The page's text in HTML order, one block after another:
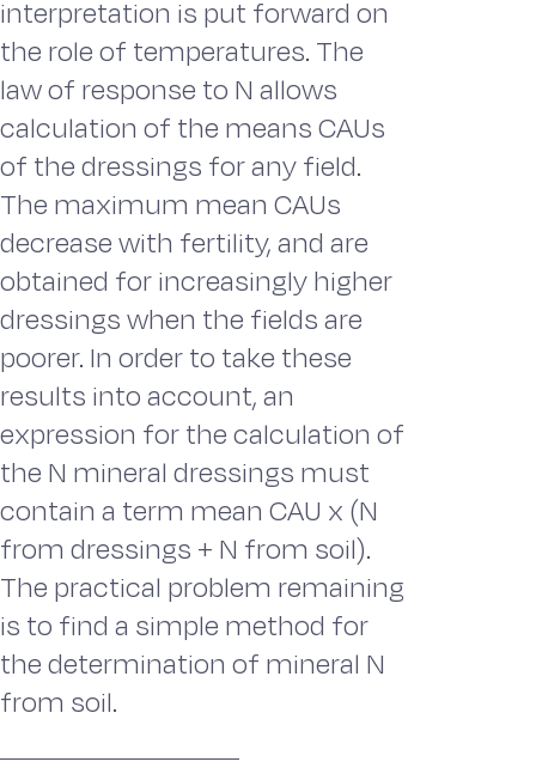
interpretation is put forward on
the role of temperatures. The
law of response to N allows
calculation of the means CAUs
of the dressings for any field.
The maximum mean CAUs
decrease with fertility, and are
obtained for increasingly higher
dressings when the fields are
poorer. In order to take these
results into account, an
expression for the calculation of
the N mineral dressings must
contain a term mean CAU x (N
from dressings + N from soil).
The practical problem remaining
is to find a simple method for
the determination of mineral N
from soil.